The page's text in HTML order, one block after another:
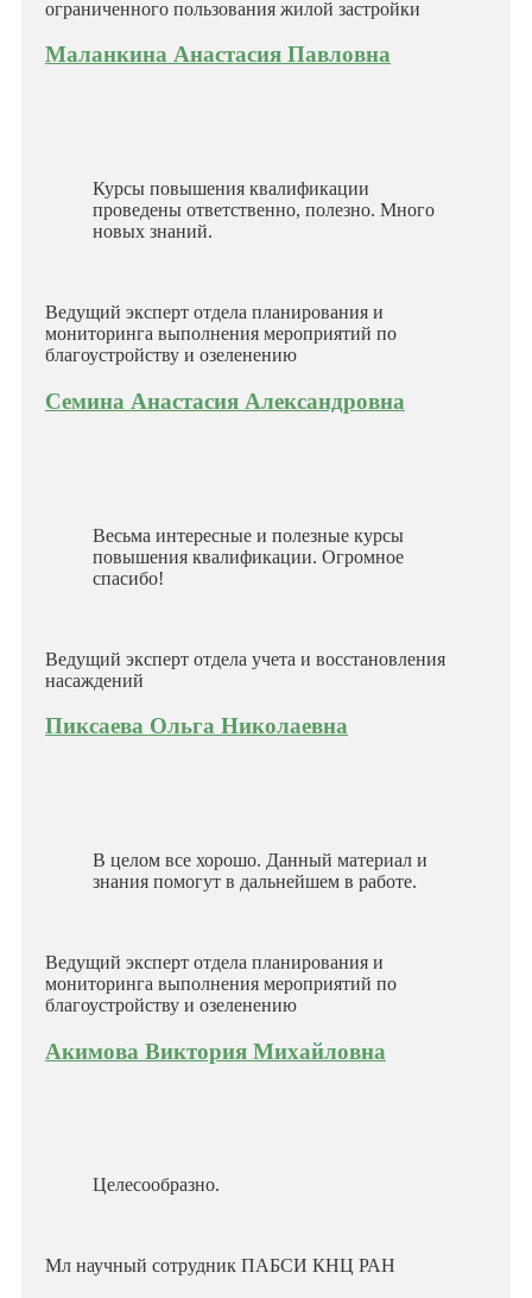
ограниченного пользования жилой застройки
Маланкина Анастасия Павловна
Курсы повышения квалификации
проведены ответственно, полезно. Много
новых знаний.
Ведущий эксперт отдела планирования и
мониторинга выполнения мероприятий по
благоустройству и озеленению
Семина Анастасия Александровна
Весьма интересные и полезные курсы
повышения квалификации. Огромное
спасибо!
Ведущий эксперт отдела учета и восстановления
насаждений
Пиксаева Ольга Николаевна
В целом все хорошо. Данный материал и
знания помогут в дальнейшем в работе.
Ведущий эксперт отдела планирования и
мониторинга выполнения мероприятий по
благоустройству и озеленению
Акимова Виктория Михайловна
Целесообразно.
Мл научный сотрудник ПАБСИ КНЦ РАН